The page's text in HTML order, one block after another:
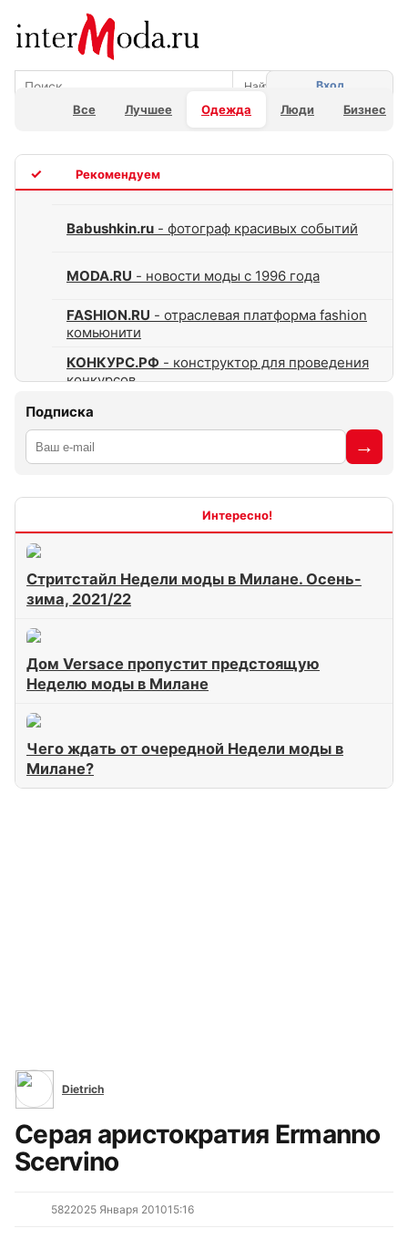
Все Лучшее Одежда Люди Бизнес
Вход
Babushkin.ru - фотограф красивых событий
MODA.RU - новости моды с 1996 года
FASHION.RU - отраслевая платформа fashion
комьюнити
КОНКУРС.РФ - конструктор для проведения
конкурсов
Подписка
Стритстайл Недели моды в Милане. Осень-
зима, 2021/22
Дом Versace пропустит предстоящую
Неделю моды в Милане
Чего ждать от очередной Недели моды в
Милане?
Dietrich
Серая аристократия Ermanno
Scervino
5822025 Января 201015:16